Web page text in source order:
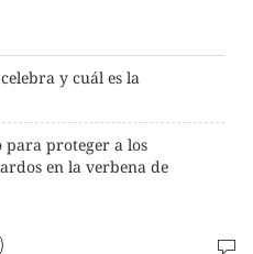
y cuál es la
para proteger a los
en la verbena de